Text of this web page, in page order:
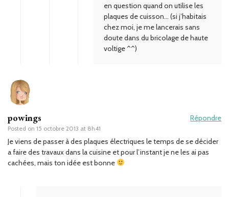
en question quand on utilise les
plaques de cuisson… (si j’habitais
chez moi, je me lancerais sans
doute dans du bricolage de haute
voltige ^^)
powings
Posted on 15 octobre 2013 at 8h41
Répondre
Je viens de passer à des plaques électriques le temps de se décider
a faire des travaux dans la cuisine et pour l’instant je ne les ai pas
cachées, mais ton idée est bonne